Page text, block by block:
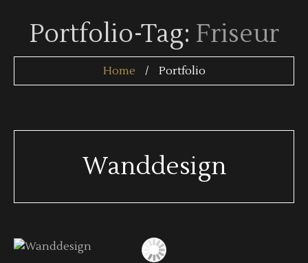
Portfolio-Tag: Friseur
Home Portfolio
Wanddesign